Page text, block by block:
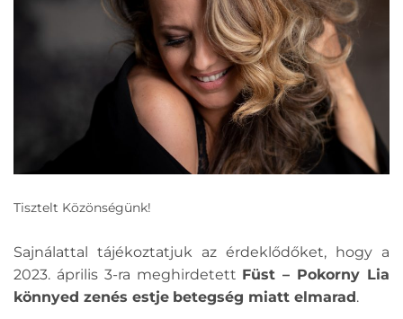
Tisztelt Közönségünk!
Sajnálattal tájékoztatjuk az érdeklődőket, hogy a
2023. április 3-ra meghirdetett Füst – Pokorny Lia
könnyed zenés estje betegség miatt elmarad .